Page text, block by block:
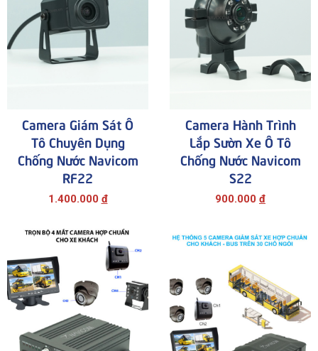
Camera Giám Sát Ô
Tô Chuyên Dụng
Chống Nước Navicom
RF22
1.400.000 đ
Camera Hành Trình
Lắp Sườn Xe Ô Tô
Chống Nước Navicom
S22
900.000 đ